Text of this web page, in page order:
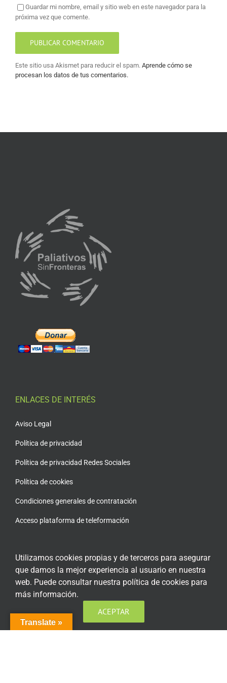
Guardar mi nombre, email y sitio web en este navegador para la
próxima vez que comente.
Este sitio usa Akismet para reducir el spam. Aprende cómo se
procesan los datos de tus comentarios.
ENLACES DE INTERÉS
Aviso Legal
Política de privacidad
Política de privacidad Redes Sociales
Política de cookies
Condiciones generales de contratación
Acceso plataforma de teleformación
ENCUÉNTRANOS EN LAS REDES SOCIALES
Translate »
Utilizamos cookies propias y de terceros para asegurar
que damos la mejor experiencia al usuario en nuestra
web. Puede consultar nuestra política de cookies para
más información.
ACEPTAR